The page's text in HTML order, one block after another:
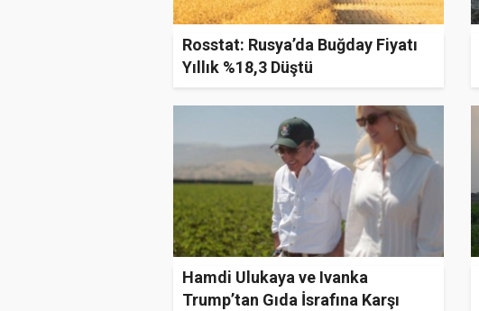
Rosstat: Rusya’da Buğday Fiyatı
Yıllık %18,3 Düştü
Hamdi Ulukaya ve Ivanka
Trump’tan Gıda İsrafına Karşı